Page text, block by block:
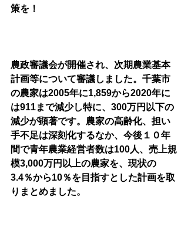
策を！
農政審議会が開催され、次期農業基本
計画等について審議しました。千葉市
の農家は2005年に1,859から2020年に
は911まで減少し特に、300万円以下の
減少が顕著です。農家の高齢化、担い
手不足は深刻化するなか、今後１０年
間で青年農業経営者数は100人、売上規
模3,000万円以上の農家を、現状の
3.4％から10％を目指すとした計画を取
りまとめました。